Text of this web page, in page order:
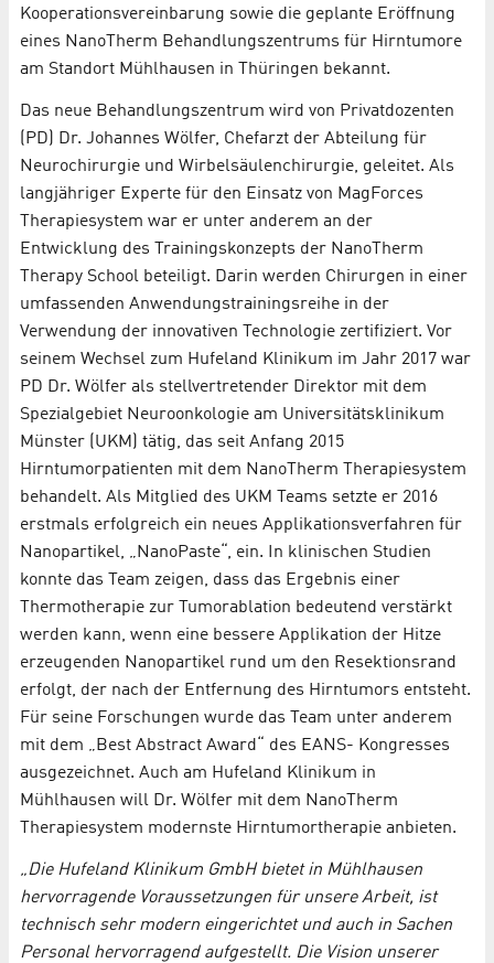
Kooperationsvereinbarung sowie die geplante Eröffnung
eines NanoTherm Behandlungszentrums für Hirntumore
am Standort Mühlhausen in Thüringen bekannt.
Das neue Behandlungszentrum wird von Privatdozenten
(PD) Dr. Johannes Wölfer, Chefarzt der Abteilung für
Neurochirurgie und Wirbelsäulenchirurgie, geleitet. Als
langjähriger Experte für den Einsatz von MagForces
Therapiesystem war er unter anderem an der
Entwicklung des Trainingskonzepts der NanoTherm
Therapy School beteiligt. Darin werden Chirurgen in einer
umfassenden Anwendungstrainingsreihe in der
Verwendung der innovativen Technologie zertifiziert. Vor
seinem Wechsel zum Hufeland Klinikum im Jahr 2017 war
PD Dr. Wölfer als stellvertretender Direktor mit dem
Spezialgebiet Neuroonkologie am Universitätsklinikum
Münster (UKM) tätig, das seit Anfang 2015
Hirntumorpatienten mit dem NanoTherm Therapiesystem
behandelt. Als Mitglied des UKM Teams setzte er 2016
erstmals erfolgreich ein neues Applikationsverfahren für
Nanopartikel, „NanoPaste“, ein. In klinischen Studien
konnte das Team zeigen, dass das Ergebnis einer
Thermotherapie zur Tumorablation bedeutend verstärkt
werden kann, wenn eine bessere Applikation der Hitze
erzeugenden Nanopartikel rund um den Resektionsrand
erfolgt, der nach der Entfernung des Hirntumors entsteht.
Für seine Forschungen wurde das Team unter anderem
mit dem „Best Abstract Award“ des EANS- Kongresses
ausgezeichnet. Auch am Hufeland Klinikum in
Mühlhausen will Dr. Wölfer mit dem NanoTherm
Therapiesystem modernste Hirntumortherapie anbieten.
„Die Hufeland Klinikum GmbH bietet in Mühlhausen
hervorragende Voraussetzungen für unsere Arbeit, ist
technisch sehr modern eingerichtet und auch in Sachen
Personal hervorragend aufgestellt. Die Vision unserer